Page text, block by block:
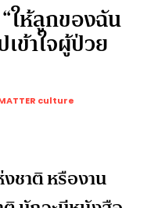
ให้ลูกของฉัน
เข้าใจผู้ป่วย
culture
ชาติ หรืองาน